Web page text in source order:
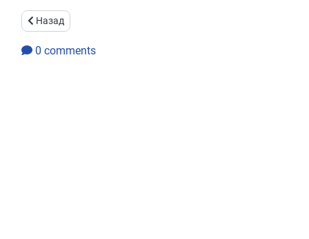
Предыдущий: Manifest
Назад
0 comments